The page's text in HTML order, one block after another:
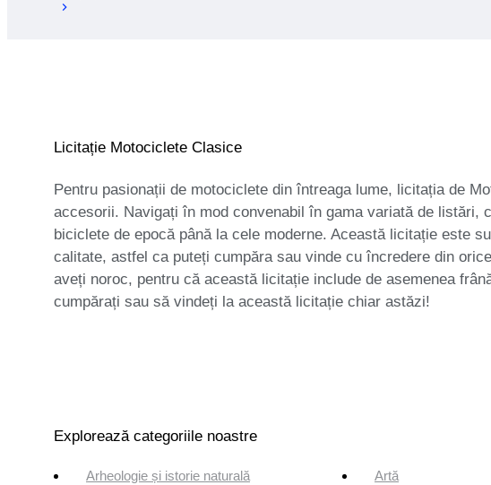
Licitație Motociclete Clasice
Pentru pasionații de motociclete din întreaga lume, licitația de
accesorii. Navigați în mod convenabil în gama variată de
biciclete de epocă până la cele moderne. Această licitație este
calitate, astfel ca puteți cumpăra sau vinde cu încredere din
aveți noroc, pentru că această licitație include de asemenea
cumpărați sau să vindeți la această licitație chiar astăzi!
Explorează categoriile noastre
Arheologie și istorie naturală Artă